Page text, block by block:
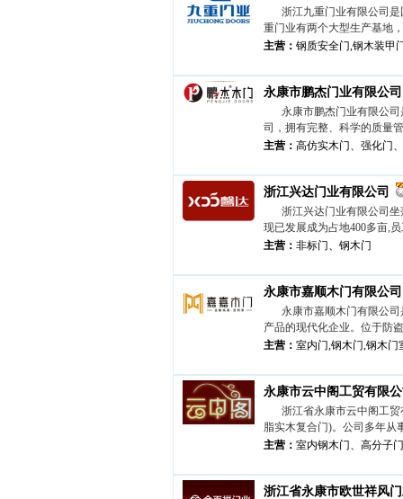
浙江九重门业有限公司
重门业有两个大型生产基地
主营： 钢质安全门,钢木装甲
永康市鹏杰门业有限公司
永康市鹏杰门业有限公
司，拥有完整、科学的质量
主营： 高仿实木门、强化门
浙江兴达门业有限公司
浙江兴达门业有限公司
现已发展成为占地400多亩,
主营： 非标门、钢木门
永康市嘉顺木门有限公司
永康市嘉顺木门有限公
产品的现代化企业。位于防
主营： 室内门,钢木门,钢木门
永康市云中阁工贸有限公
浙江省永康市云中阁工
脂实木复合门)。公司多年从
主营： 室内钢木门、高分子
浙江省永康市欧世祥风门